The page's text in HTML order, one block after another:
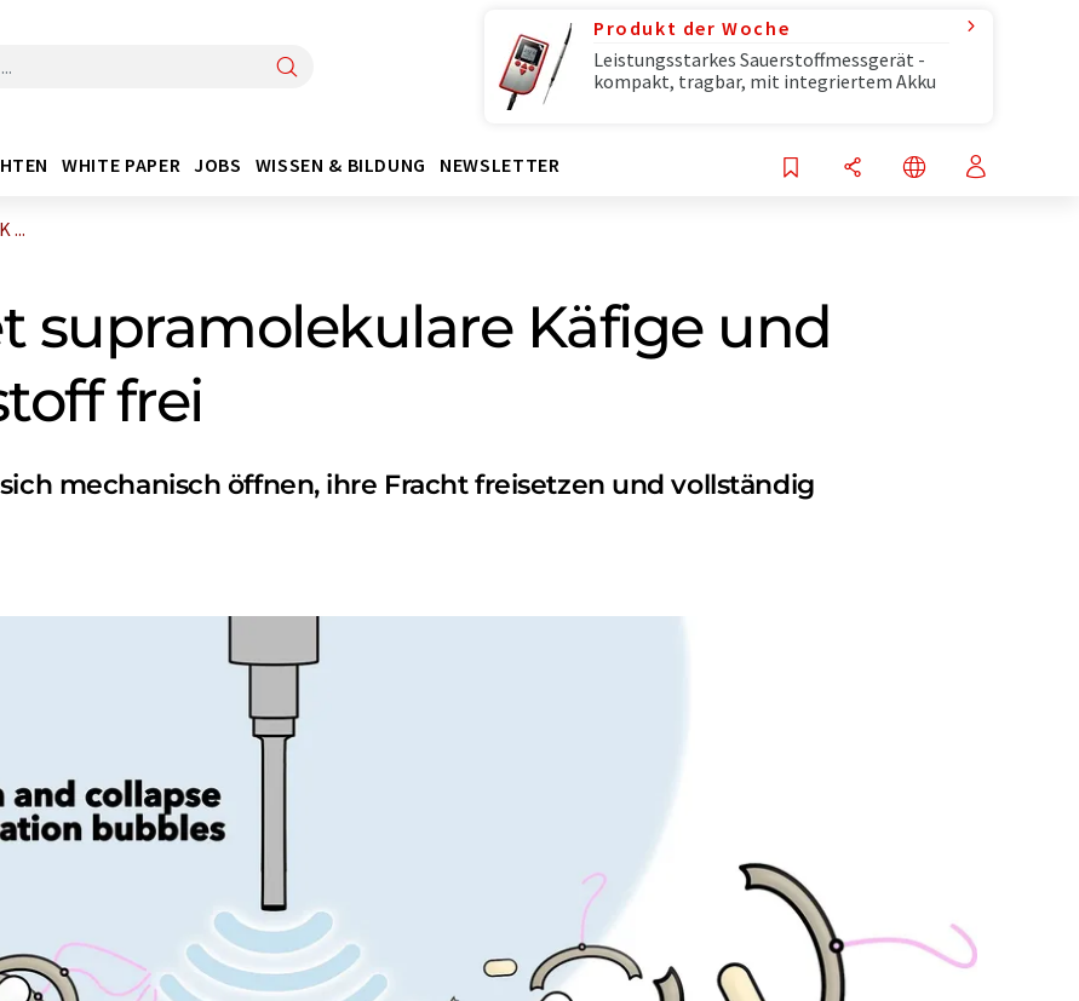
Produkt der Woche
Leistungsstarkes Sauerstoffmessgerät -
kompakt, tragbar, mit integriertem Akku
WHITE PAPER JOBS WISSEN & BILDUNG NEWSLETTER
...
supramolekulare Käfige und
frei
mechanisch öffnen, ihre Fracht freisetzen und vollständig